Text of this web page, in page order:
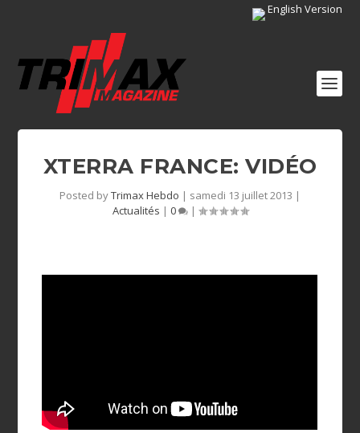
English Version
XTERRA FRANCE: VIDÉO
Posted byTrimax Hebdo | samedi 13 juillet 2013 |
Actualités | 0 |